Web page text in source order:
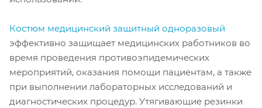
Костюм медицинский защитный одноразовый
эффективно защищает медицинских работников во
время проведения противоэпидемических
мероприятий, оказания помощи пациентам, а также
при выполнении лабораторных исследований и
диагностических процедур. Утягивающие резинки